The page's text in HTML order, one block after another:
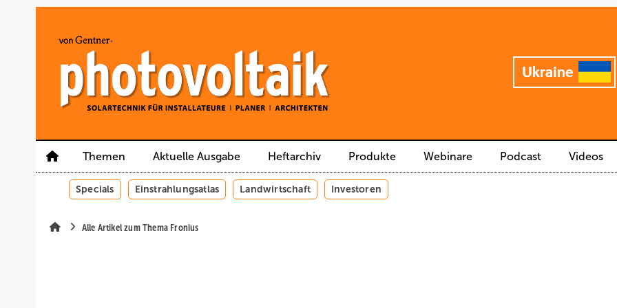
Themen Aktuelle Ausgabe Heftarchiv Produkte Webinare Podcast Videos
Specials Einstrahlungsatlas Landwirtschaft Investoren
Alle Artikel zum Thema Fronius